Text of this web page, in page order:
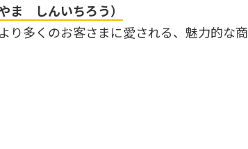
しんいちろう）
り多くのお客さまに愛される、魅力的な商